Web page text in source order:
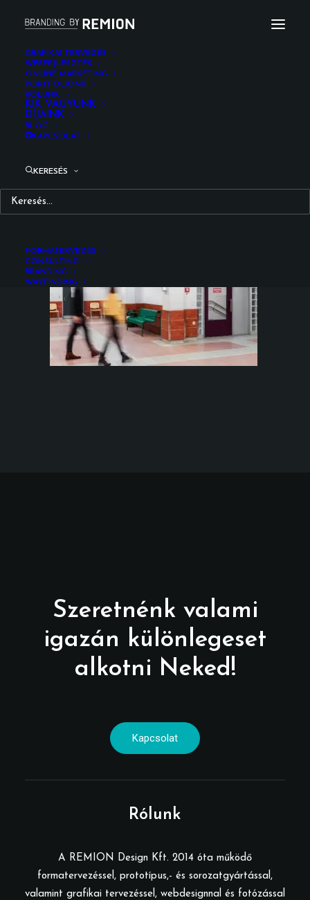
GRAFIKAI TERVEZÉS
WEBFEJLESZTÉS
ONLINE MARKETING
PORTFÓLIÓNK
RÓLUNK
KIK VAGYUNK
DÍJAINK
BLOG
KAPCSOLAT
KERESÉS
FORMATERVEZÉS
CONSULTING
BRANDING
WAYFINDING
Páciens tájékoztató wayfinding rendszer grafikai tervezés
pacienstajekoztato_wayfinding_korhaz_remion_design_31
Szeretnénk valami
igazán különlegeset
alkotni Neked!
Kapcsolat
Rólunk
A REMION Design Kft. 2014 óta működő
formatervezéssel, prototípus,- és sorozatgyártással,
valamint grafikai tervezéssel, webdesignnal és fotózással